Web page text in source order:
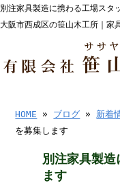
別注家具製造に携わる工場ス
大阪市西成区の笹山木工所｜家
HOME » ブログ » 新着
を募集します
別注家具製
ます